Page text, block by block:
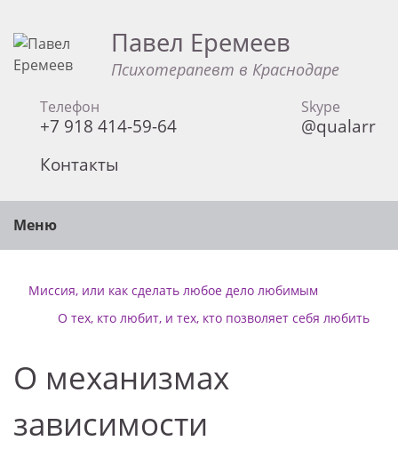
Павел Еремеев
Психотерапевт в Краснодаре
Телефон
+7 918 414-59-64
Skype
@qualarr
Контакты
Меню
Миссия, или как сделать любое дело любимым
О тех, кто любит, и тех, кто позволяет себя любить
О механизмах
зависимости